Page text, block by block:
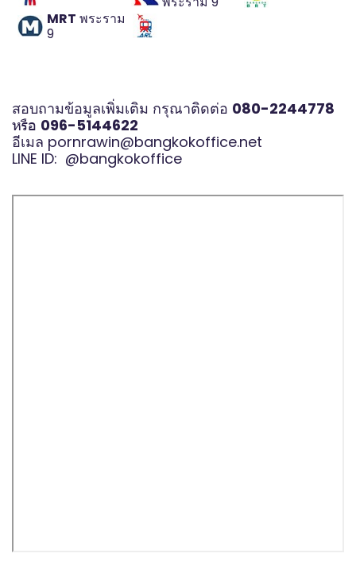
MRT พระราม
9
สอบถามข้อมูลเพิ่มเติม กรุณาติดต่อ 080-2244778
หรือ 096-5144622
อีเมล pornrawin@bangkokoffice.net
LINE ID: @bangkokoffice